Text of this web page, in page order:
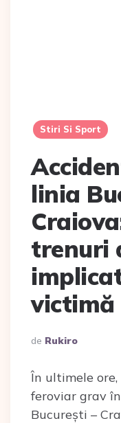
Stiri Si Sport
linia
trenuri
Scris
De Rukiro
În ultimele
feroviar grav
București –